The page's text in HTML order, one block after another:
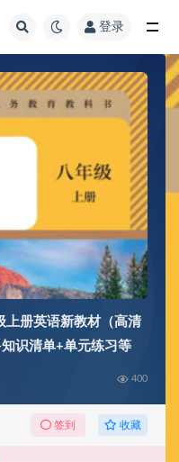
登录
册英语新教材（高清
识清单+单元练习等
400
签到 收藏